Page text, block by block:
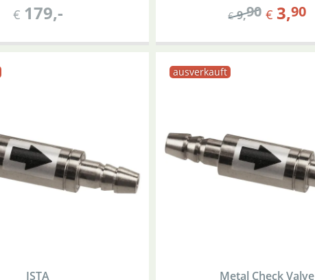
€ 179,- € 9,90 € 3,90
ISTA
ausverkauft
Metal Check Valve